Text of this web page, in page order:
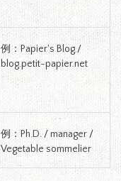
例：Papier's Blog /
blog.petit-papier.net
例：Ph.D. / manager /
Vegetable sommelier